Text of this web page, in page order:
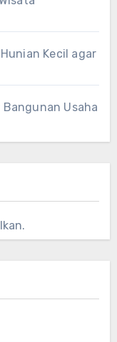
Kecil agar
Bangunan Usaha